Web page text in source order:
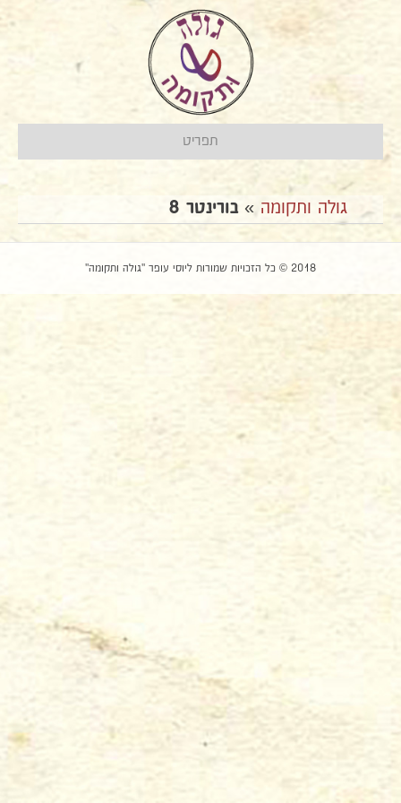
תפריט
גולה ותקומה »בורינטר 8
2018 © כל הזכויות שמורות ליוסי עופר "גולה ותקומה"